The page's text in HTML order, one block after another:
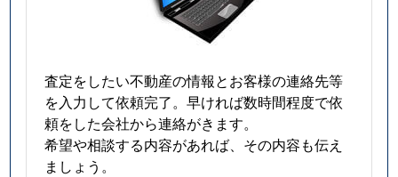
査定をしたい不動産の情報とお客様の連絡先等
を入力して依頼完了。早ければ数時間程度で依
頼をした会社から連絡がきます。
希望や相談する内容があれば、その内容も伝え
ましょう。